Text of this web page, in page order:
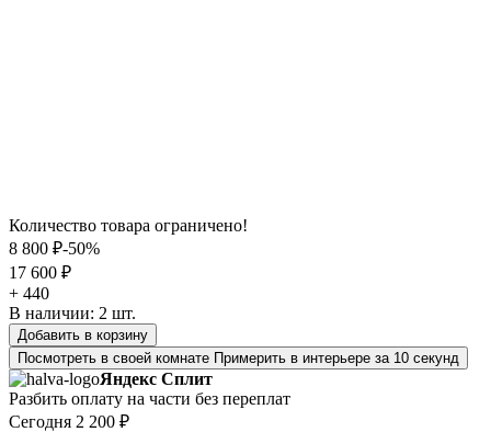
Количество товара ограничено!
8 800 ₽-50%
17 600 ₽
+ 440
В наличии: 2 шт.
Добавить в корзину
Посмотреть в своей комнате Примерить в интерьере за 10 секунд
Яндекс Сплит
Разбить оплату на части без переплат
Сегодня 2 200 ₽